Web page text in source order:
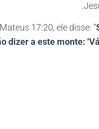
17:20, ele disse: “
dizer a este monte: